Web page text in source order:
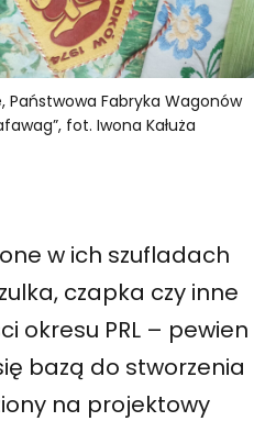
Państwowa Fabryka Wagonów
fot. Iwona Kałuża
w ich szufladach
czapka czy inne
okresu PRL – pewien
bazą do stworzenia
na projektowy